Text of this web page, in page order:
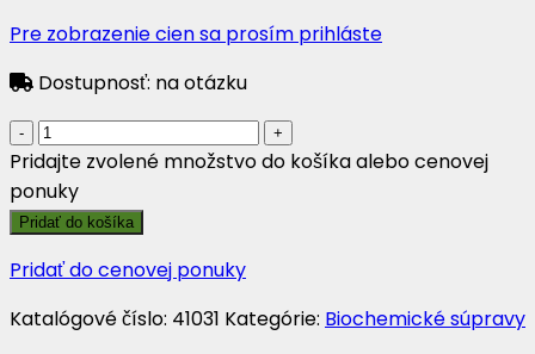
Pre zobrazenie cien sa prosím prihláste
Dostupnosť: na otázku
množstvo
TRIGLICERIDY
-
LQ.
POD.
Enz.-
Kolorimetricky.
Pridajte zvolené množstvo do košíka alebo cenovej
ponuky
Pridať do košíka
Pridať do cenovej ponuky
Katalógové číslo: 41031 Kategórie: Biochemické súpravy